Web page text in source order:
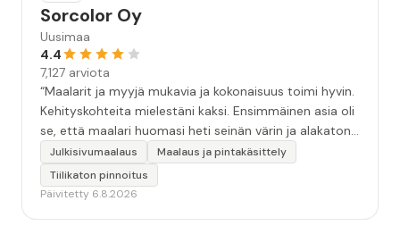
hommiin ja hyvä tulee. ”
Sorcolor Oy
Uusimaa
4.4
7,127 arviota
“Maalarit ja myyjä mukavia ja kokonaisuus toimi hyvin.
Kehityskohteita mielestäni kaksi. Ensimmäinen asia oli
se, että maalari huomasi heti seinän värin ja alakaton
värin erot mitä en huomannut. Hyvä toki että siinä
kohtaa huomattu mutta toki optimaalisessa
tilanteessa myyjä olisi jo kiinnittänyt tähän huomiota.
Julkisivumaalaus
Maalaus ja pintakäsittely
Tiilikaton pinnoitus
Päivitetty 6.8.2026